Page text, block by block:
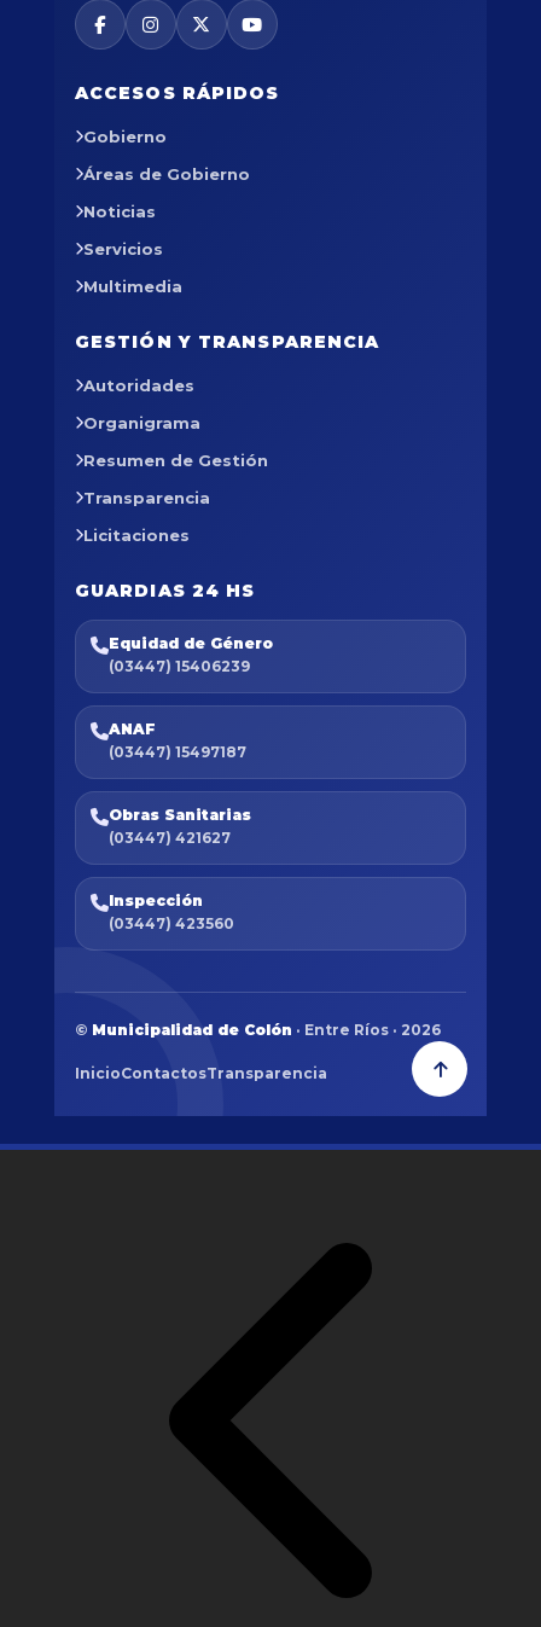
ACCESOS RÁPIDOS
Gobierno
Áreas de Gobierno
Noticias
Servicios
Multimedia
GESTIÓN Y TRANSPARENCIA
Autoridades
Organigrama
Resumen de Gestión
Transparencia
Licitaciones
GUARDIAS 24 HS
Equidad de Género
(03447) 15406239
ANAF
(03447) 15497187
Obras Sanitarias
(03447) 421627
Inspección
(03447) 423560
© Municipalidad de Colón · Entre Ríos · 2026
InicioContactosTransparencia